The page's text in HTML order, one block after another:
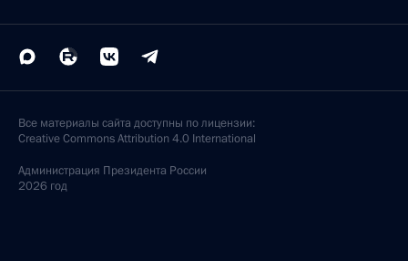
Все материалы сайта доступны по лицензии:
Creative Commons Attribution 4.0 International
Администрация Президента России
2026 год